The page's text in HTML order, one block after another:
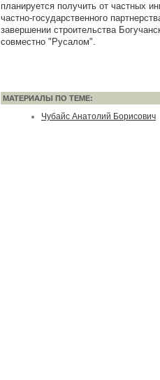
планируется получить от частных
частно-государственного
завершении строительства
совместно "Русалом".
МАТЕРИАЛЫ ПО ТЕМЕ:
Чубайс Анатолий Борисович